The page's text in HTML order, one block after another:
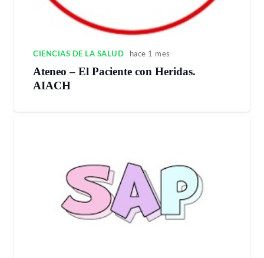
CIENCIAS DE LA SALUD hace 1 mes
Ateneo – El Paciente con Heridas.
AIACH